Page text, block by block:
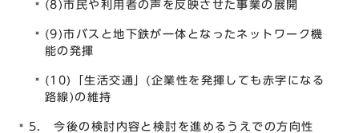
(8)市民や利用者の声を反映させた事業の展開
(9)市バスと地下鉄が一体となったネットワーク機
能の発揮
(10)「生活交通」(企業性を発揮しても赤字になる
路線)の維持
5. 今後の検討内容と検討を進めるうえでの方向性